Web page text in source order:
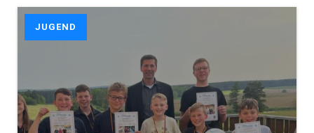
JUGEND